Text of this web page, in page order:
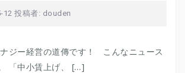
12 投稿者: douden
ジー経営の道傳です！ こんなニュース
「中小賃上げ、 […]